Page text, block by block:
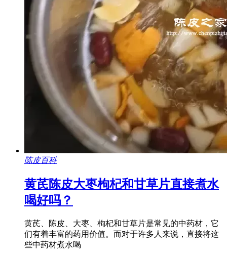
陈皮百科
黄芪陈皮大枣枸杞和甘草片直接煮水
喝好吗？
黄芪、陈皮、大枣、枸杞和甘草片是常见的中药材，它
们有着丰富的药用价值。而对于许多人来说，直接将这
些中药材煮水喝